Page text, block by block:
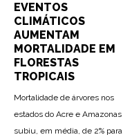
EVENTOS
CLIMÁTICOS
AUMENTAM
MORTALIDADE EM
FLORESTAS
TROPICAIS
Mortalidade de árvores nos
estados do Acre e Amazonas
subiu, em média, de 2% para